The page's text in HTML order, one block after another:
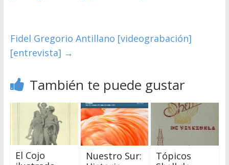
Fidel Gregorio Antillano [videograbación]
[entrevista] →
También te puede gustar
El Cojo
Nuestro Sur:
Tópicos